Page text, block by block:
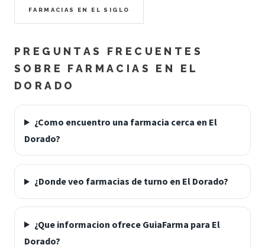
FARMACIAS EN EL SIGLO
PREGUNTAS FRECUENTES
SOBRE FARMACIAS EN EL
DORADO
¿Como encuentro una farmacia cerca en El
Dorado?
¿Donde veo farmacias de turno en El Dorado?
¿Que informacion ofrece GuiaFarma para El
Dorado?